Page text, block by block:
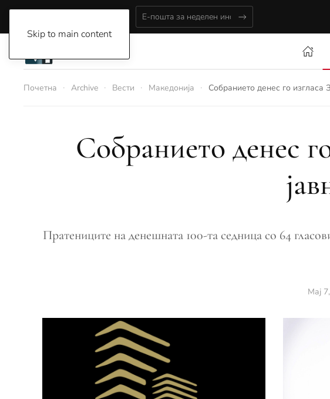
Skip to main content
Почетна Archive Вести Македонија Собранието денес го изгласа
Собранието денес
Пратениците на денешната 100-та седница со 64
Мај